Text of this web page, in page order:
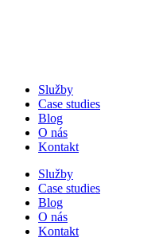
Služby
Case studies
Blog
O nás
Kontakt
Služby
Case studies
Blog
O nás
Kontakt